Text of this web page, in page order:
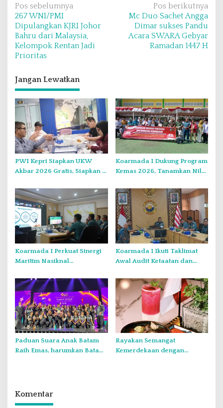
N
a
v
i
a
s
i
p
o
s
Pos sebelumnya
267 WNI/PMI
Dipulangkan KJRI Johor
Bahru dari Malaysia,
Kelompok Rentan Jadi
Prioritas
Pos berikutnya
Mc Duo Sachet Angga
Dimar sukses Pandu
Acara SWARA Gebyar
Ramadan 1447 H
Jangan Lewatkan
PWI Kepri Siapkan UKW
Akbar 2026 Gratis, Siapkan 6
Ketat
Koarmada I Dukung Program
Kemas 2026, Tanamkan Nilai
Generasi Muda
Koarmada I Perkuat Sinergi
Maritim Nasiknal
Melalui Rakor Pengamanan
Laut Natuna Utara
Koarmada I Ikuti Taklimat
Awal Audit Ketaatan dan
2026 Secara Vicon
Paduan Suara Anak Batam
Raih Emas, harumkan Batam
Rayakan Semangat
Kemerdekaan dengan
Komentar